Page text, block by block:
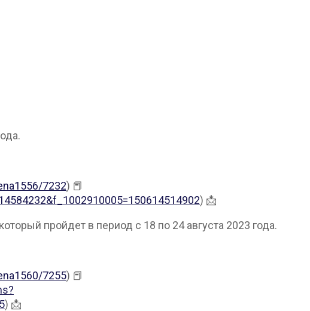
7232) 📕
) 📩
пройдет в период с 18 по 24 августа 2023 года.
7255) 📕
) 📩